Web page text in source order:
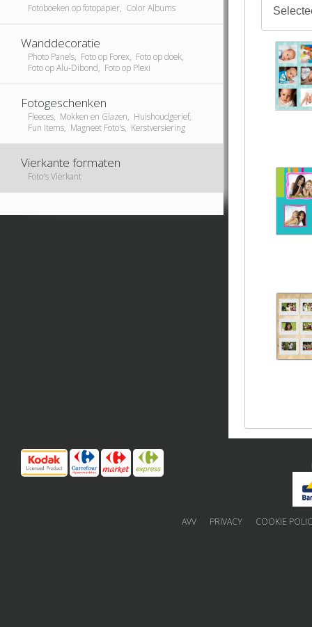
Fotoboeken op fotopapier, Color Albums
Wanddecoratie
Photo Panels, Foto op Forex, Foto op doek,
Foto op Alu-Dibond, Foto op Plexi
Fotogeschenken
Fleeces, Mokken en Glazen, Huishoudgerief,
Fun Items, Magneet Foto's, Kerstversiering
Vierkante formaten
Foto's Vierkant
AVV PRIVACY COOKIE